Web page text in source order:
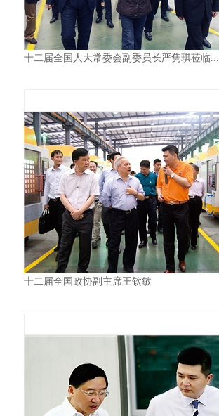
十二届全国人大常委会副委员长严隽琪莅临...
十二届全国政协副主席王钦敏